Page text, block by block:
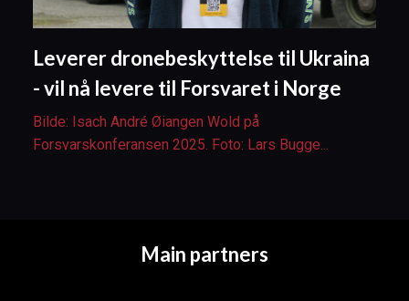
Leverer dronebeskyttelse til Ukraina
- vil nå levere til Forsvaret i Norge
Bilde: Isach André Øiangen Wold på
Forsvarskonferansen 2025. Foto: Lars Bugge...
Main partners